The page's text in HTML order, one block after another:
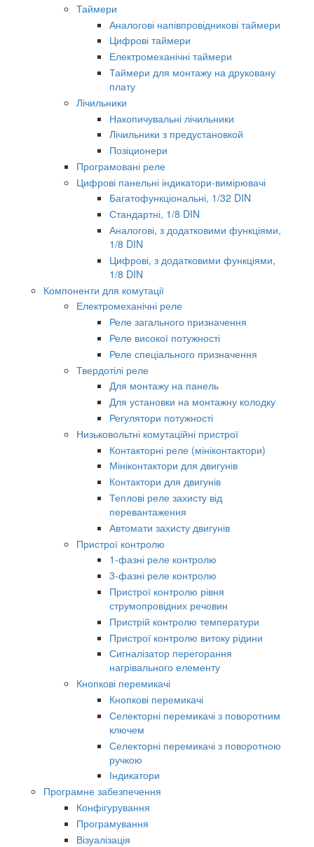
Таймери
Аналогові напівпровідникові таймери
Цифрові таймери
Електромеханічні таймери
Таймери для монтажу на друковану
плату
Лічильники
Накопичувальні лічильники
Лічильники з предустановкой
Позіционери
Програмовані реле
Цифрові панельні індикатори-вимірювачі
Багатофункціональні, 1/32 DIN
Стандартні, 1/8 DIN
Аналогові, з додатковими функціями,
1/8 DIN
Цифрові, з додатковими функціями,
1/8 DIN
Компоненти для комутації
Електромеханічні реле
Реле загального призначення
Реле високої потужності
Реле спеціального призначення
Твердотілі реле
Для монтажу на панель
Для установки на монтажну колодку
Регулятори потужності
Низьковольтні комутаційні пристрої
Контакторні реле (мініконтактори)
Мініконтактори для двигунів
Контактори для двигунів
Теплові реле захисту від
перевантаження
Автомати захисту двигунів
Пристрої контролю
1-фазні реле контролю
3-фазні реле контролю
Пристрої контролю рівня
струмопровідних речовин
Пристрій контролю температури
Пристрої контролю витоку рідини
Сигналізатор перегорання
нагрівального елементу
Кнопкові перемикачі
Кнопкові перемикачі
Селекторні перемикачі з поворотним
ключем
Селекторні перемикачі з поворотною
ручкою
Індикатори
Програмне забезпечення
Конфігурування
Програмування
Візуалізація